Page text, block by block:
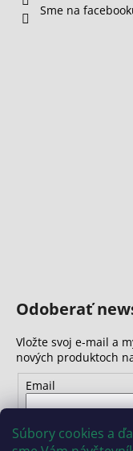
Súbory cookies a
Sme na
Odoberať
Vložte svoj e-mail a
nových produktoch
Email
osobných údajov